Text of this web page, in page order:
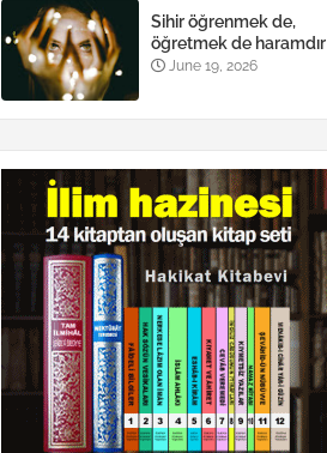
Sihir öğrenmek de,
öğretmek de haramdır
June 19, 2026